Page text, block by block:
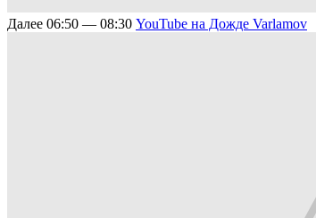
Далее 06:50 — 08:30 YouTube на Дожде Varlamov